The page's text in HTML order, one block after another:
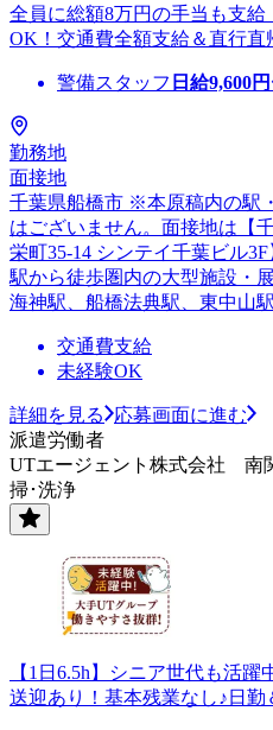
全員に総額8万円の手当も支
OK！交通費全額支給＆直行直
警備スタッフ 日給9,600
勤務地
面接地
千葉県船橋市 ※本原稿内の駅
はございません。面接地は【
栄町35-14 シンテイ千葉ビル
駅から徒歩圏内の大型施設・
海神駅、船橋法典駅、東中山駅
交通費支給
未経験OK
詳細を見る
応募画面に進む
派遣労働者
UTエージェント株式会社 南
掃･洗浄
【1日6.5h】シニア世代も活
送迎あり！基本残業なし♪日勤